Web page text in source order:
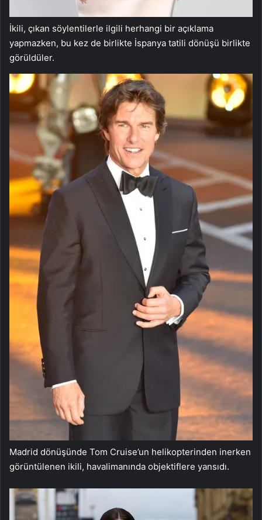
İkili, çıkan söylentilerle ilgili herhangi bir açıklama
yapmazken, bu kez de birlikte İspanya tatili dönüşü birlikte
görüldüler.
Madrid dönüşünde Tom Cruise’un helikopterinden inerken
görüntülenen ikili, havalimanında objektiflere yansıdı.